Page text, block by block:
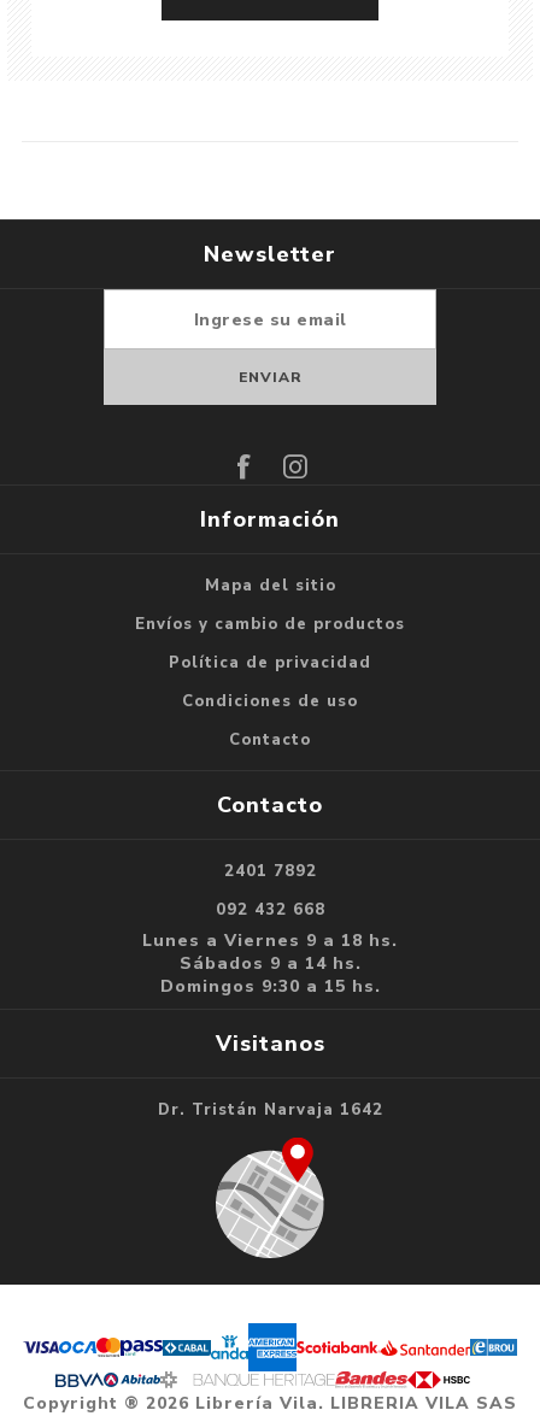
Newsletter
Información
Mapa del sitio
Envíos y cambio de productos
Política de privacidad
Condiciones de uso
Contacto
Contacto
2401 7892
092 432 668
Lunes a Viernes 9 a 18 hs.
Sábados 9 a 14 hs.
Domingos 9:30 a 15 hs.
Visitanos
Dr. Tristán Narvaja 1642
Copyright ® 2026 Librería Vila. LIBRERIA VILA SAS